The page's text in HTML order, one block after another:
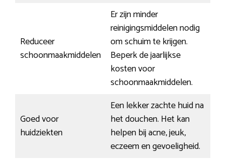
Reduceer
schoonmaakmiddelen
Er zijn minder
reinigingsmiddelen nodig
om schuim te krijgen.
Beperk de jaarlijkse
kosten voor
schoonmaakmiddelen.
Goed voor
huidziekten
Een lekker zachte huid na
het douchen. Het kan
helpen bij acne, jeuk,
eczeem en gevoeligheid.